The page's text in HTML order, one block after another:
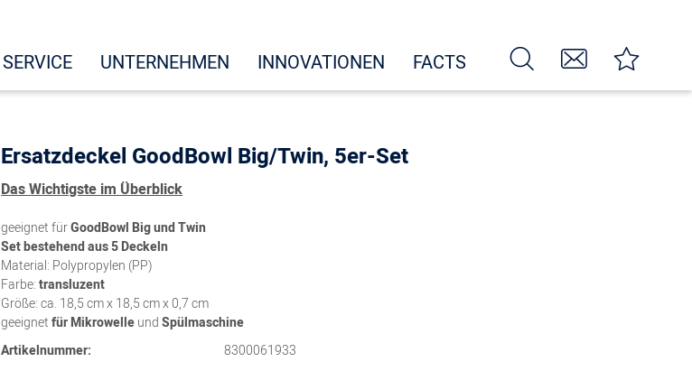
SERVICE UNTERNEHMEN INNOVATIONEN FACTS
Ersatzdeckel GoodBowl Big/Twin, 5er-Set
Das Wichtigste im Überblick
geeignet fürGoodBowlBig und Twin
Set bestehend aus 5 Deckeln
Material: Polypropylen (PP)
Farbe:transluzent
Größe: ca. 18,5 cm x 18,5 cm x 0,7 cm
geeignetfür MikrowelleundSpülmaschine
Artikelnummer:
8300061933